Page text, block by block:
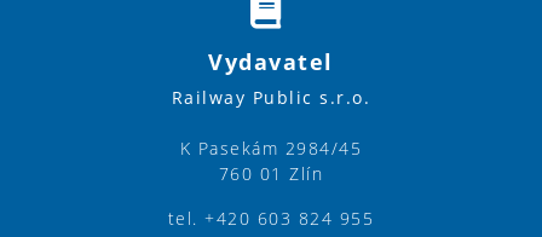
Vydavatel
Railway Public s.r.o.
K Pasekám 2984/45
760 01 Zlín
tel. +420 603 824 955